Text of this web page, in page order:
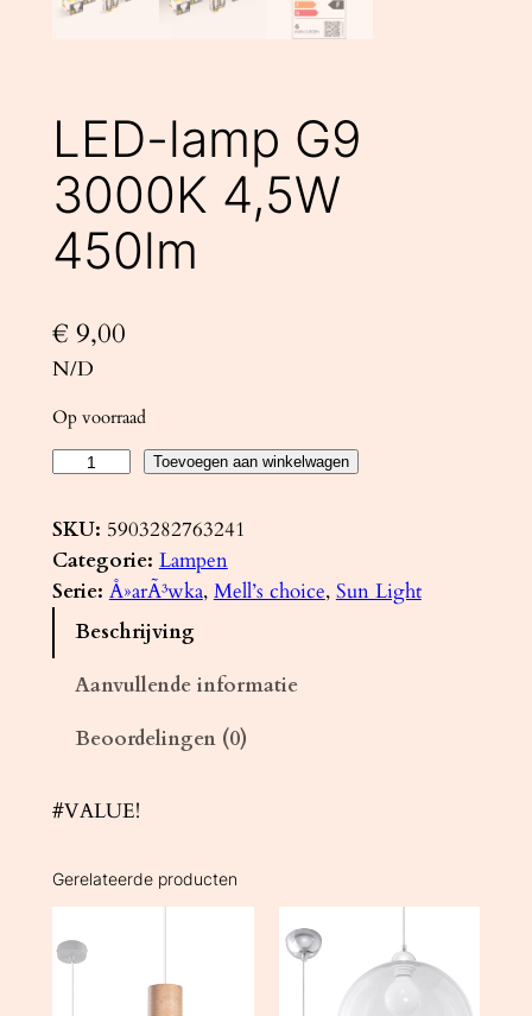
LED-lamp G9
3000K 4,5W
450lm
€ 9,00
N/D
Op voorraad
D
-
l
0
K
Toevoegen aan winkelwagen
SKU: 5903282763241
Categorie: Lampen
Serie: Å»arÃ³wka, Mell’s choice, Sun Light
Beschrijving
Aanvullende informatie
Beoordelingen (0)
#VALUE!
Gerelateerde producten